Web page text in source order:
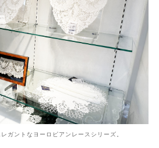
ガントなヨーロピアンレースシリーズ。